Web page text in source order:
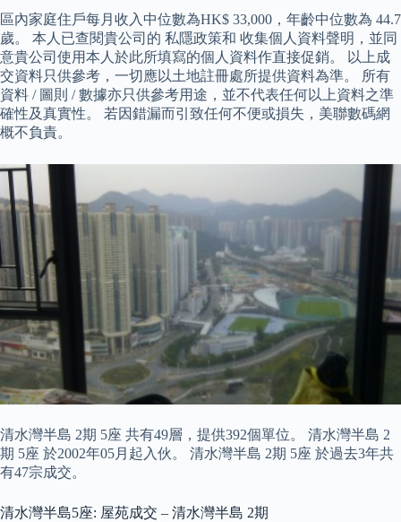
區內家庭住戶每月收入中位數為HK$ 33,000，年齡中位數為 44.7
歲。 本人已查閱貴公司的 私隱政策和 收集個人資料聲明，並同
意貴公司使用本人於此所填寫的個人資料作直接促銷。 以上成
交資料只供參考，一切應以土地註冊處所提供資料為準。 所有
資料 / 圖則 / 數據亦只供參考用途，並不代表任何以上資料之準
確性及真實性。 若因錯漏而引致任何不便或損失，美聯數碼網
概不負責。
清水灣半島 2期 5座 共有49層，提供392個單位。 清水灣半島 2
期 5座 於2002年05月起入伙。 清水灣半島 2期 5座 於過去3年共
有47宗成交。
清水灣半島5座: 屋苑成交 – 清水灣半島 2期